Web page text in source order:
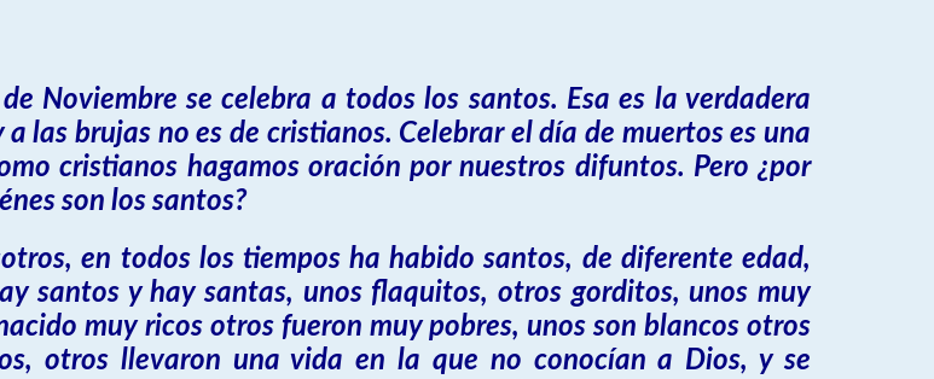
Noviembre se celebra a todos los santos. Esa es la verdadera
las brujas no es de cristianos. Celebrar el día de muertos es una
cristianos hagamos oración por nuestros difuntos. Pero ¿por
son los santos?
en todos los tiempos ha habido santos, de diferente edad,
santos y hay santas, unos flaquitos, otros gorditos, unos muy
muy ricos otros fueron muy pobres, unos son blancos otros
otros llevaron una vida en la que no conocían a Dios, y se